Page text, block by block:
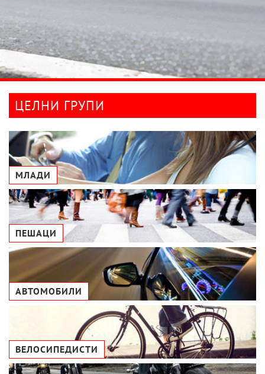
ЦЕЛНИ ГРУПИ
МЛАДИ
ПЕШАЦИ
АВТОМОБИЛИ
ВЕЛОСИПЕДИСТИ